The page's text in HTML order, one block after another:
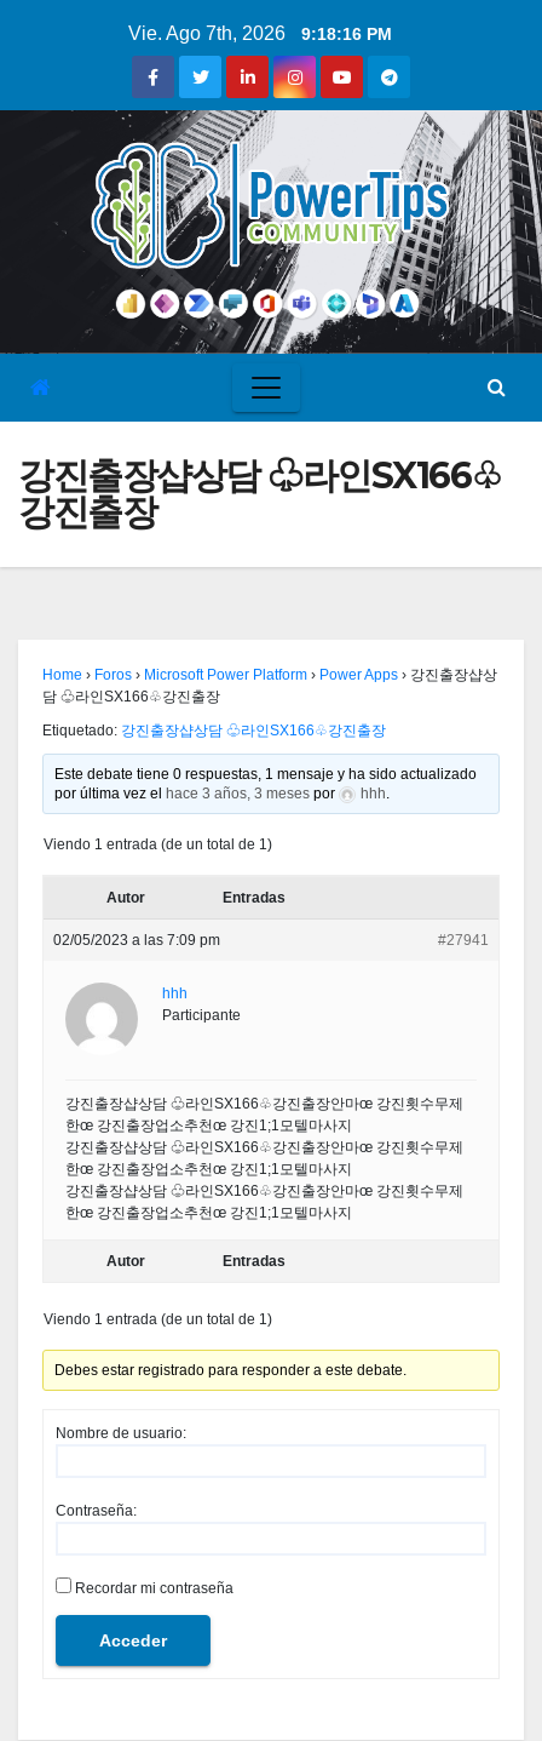
Vie. Ago 7th, 2026 9:18:17 PM
강진출장샵상담 ♧라인SX166♧
강진출장
Home › Foros › Microsoft Power Platform › Power Apps › 강진출장샵상
담 ♧라인SX166♧강진출장
Etiquetado: 강진출장샵상담 ♧라인SX166♧강진출장
Este debate tiene 0 respuestas, 1 mensaje y ha sido actualizado
por última vez el
hace 3 años, 3 meses por hhh.
Viendo 1 entrada (de un total de 1)
Autor Entradas
02/05/2023 a las 7:09 pm #27941
hhh
Participante
강진출장샵상담 ♧라인SX166♧강진출장안마œ 강진횟수무제
한œ 강진출장업소추천œ 강진1;1모텔마사지
강진출장샵상담 ♧라인SX166♧강진출장안마œ 강진횟수무제
한œ 강진출장업소추천œ 강진1;1모텔마사지
강진출장샵상담 ♧라인SX166♧강진출장안마œ 강진횟수무제
한œ 강진출장업소추천œ 강진1;1모텔마사지
Autor Entradas
Viendo 1 entrada (de un total de 1)
Debes estar registrado para responder a este debate.
Nombre de usuario:
Contraseña:
Recordar mi contraseña
Acceder